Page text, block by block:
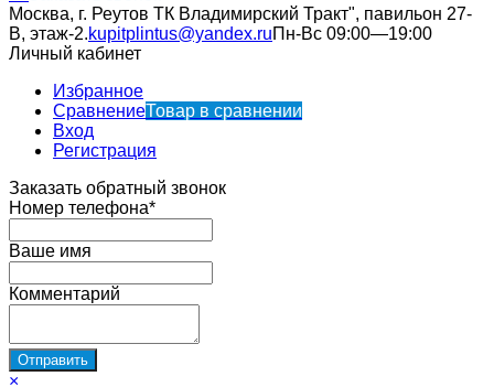
Москва, г. Реутов ТК Владимирский Тракт", павильон 27-
В, этаж-2.kupitplintus@yandex.ruПн-Вс 09:00—19:00
Личный кабинет
Избранное
СравнениеТовар в сравнении
Вход
Регистрация
Заказать обратный звонок
Номер телефона*
Ваше имя
Комментарий
×